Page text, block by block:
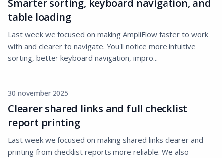
Smarter sorting, keyboard navigation, and
table loading
Last week we focused on making AmpliFlow faster to work
with and clearer to navigate. You'll notice more intuitive
sorting, better keyboard navigation, impro...
30 november 2025
Clearer shared links and full checklist
report printing
Last week we focused on making shared links clearer and
printing from checklist reports more reliable. We also